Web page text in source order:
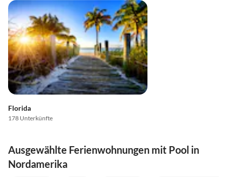
Florida
178 Unterkünfte
Ausgewählte Ferienwohnungen mit Pool in
Nordamerika